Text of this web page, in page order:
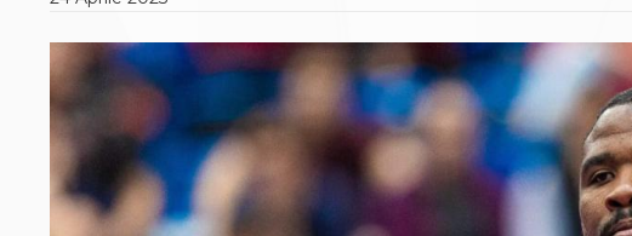
Classifica Società Sportive con più di 100 atleti
tesserati
Azzurri
Giustizia Sportiva
Protocollo udienze in videoconferenza
Documenti e Modulistica
Contatti